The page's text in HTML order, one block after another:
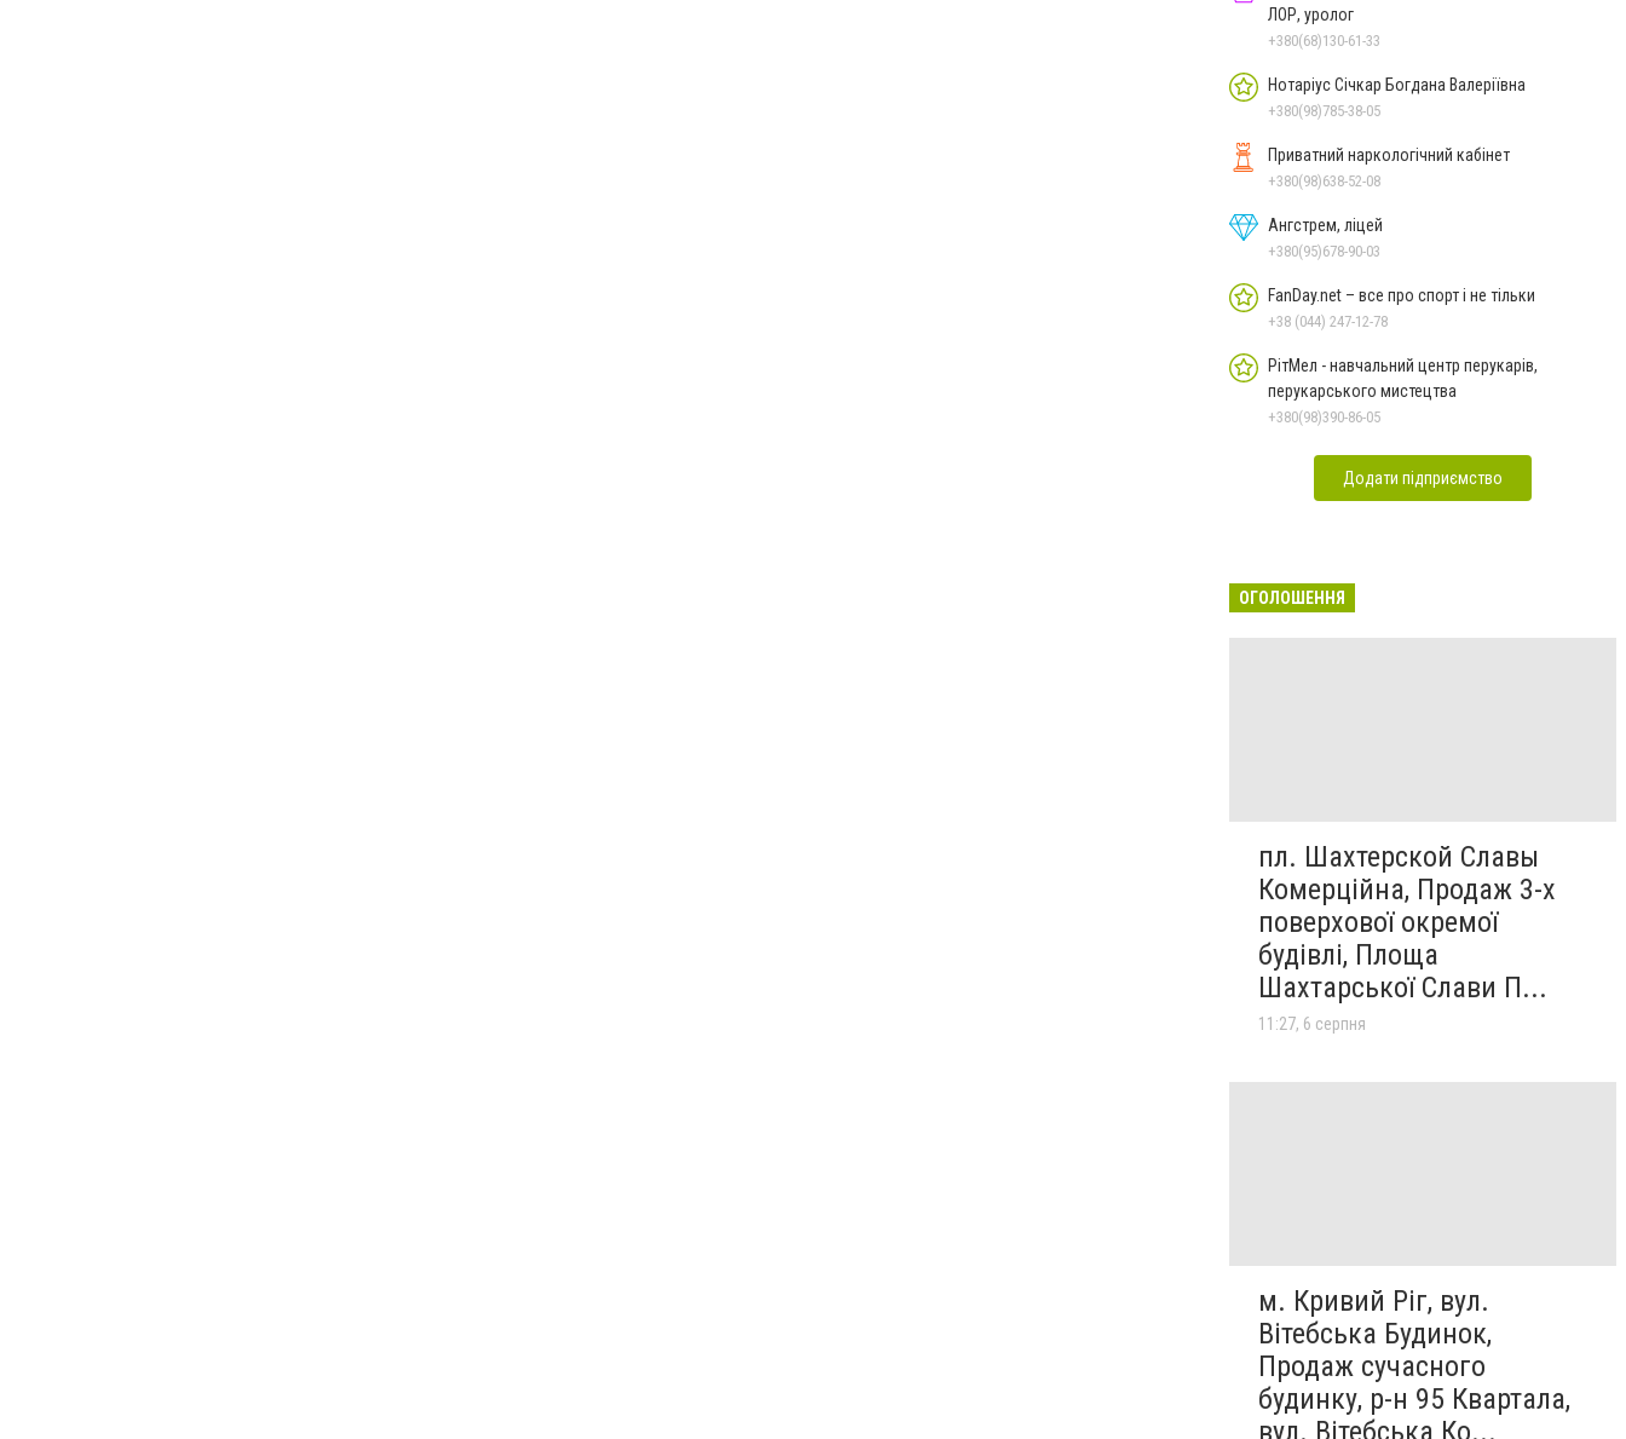
ЛОР, уролог
+380(68)130-61-33
Нотаріус Січкар Богдана Валеріївна
+380(98)785-38-05
Приватний наркологічний кабінет
+380(98)638-52-08
Ангстрем, ліцей
+380(95)678-90-03
FanDay.net – все про спорт і не тільки
+38 (044) 247-12-78
РітМел - навчальний центр перукарів,
перукарського мистецтва
+380(98)390-86-05
Додати підприємство
ОГОЛОШЕННЯ
пл. Шахтерской Славы
Комерційна, Продаж 3-х
поверхової окремої
будівлі, Площа
Шахтарської Слави П...
11:27, 6 серпня
м. Кривий Ріг, вул.
Вітебська Будинок,
Продаж сучасного
будинку, р-н 95 Квартала,
вул. Вітебська Ко...